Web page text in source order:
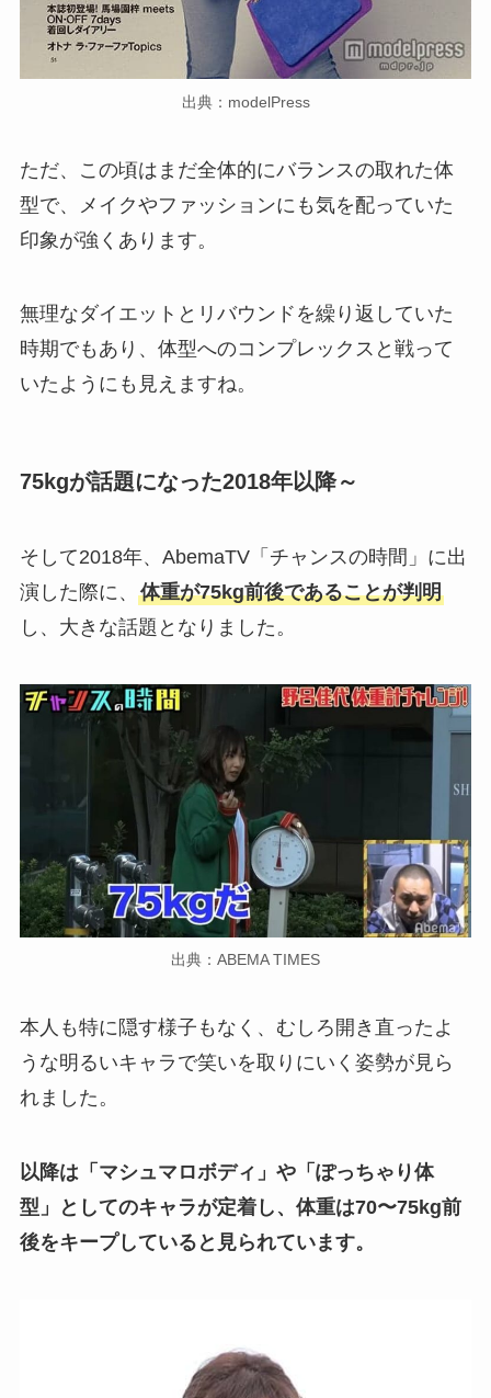
出典：modelPress
ただ、この頃はまだ全体的にバランスの取れた体
型で、メイクやファッションにも気を配っていた
印象が強くあります。
無理なダイエットとリバウンドを繰り返していた
時期でもあり、体型へのコンプレックスと戦って
いたようにも見えますね。
75kgが話題になった2018年以降～
そして2018年、AbemaTV「チャンスの時間」に出
演した際に、 体重が75kg前後であることが判明
し、大きな話題となりました。
出典：ABEMA TIMES
本人も特に隠す様子もなく、むしろ開き直ったよ
うな明るいキャラで笑いを取りにいく姿勢が見ら
れました。
以降は「マシュマロボディ」や「ぽっちゃり体
型」としてのキャラが定着し、体重は70〜75kg前
後をキープしていると見られています。